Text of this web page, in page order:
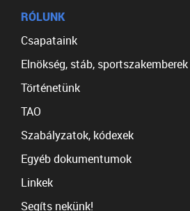
RÓLUNK
Csapataink
Elnökség, stáb, sportszakemberek
Történetünk
TAO
Szabályzatok, kódexek
Egyéb dokumentumok
Linkek
Segíts nekünk!